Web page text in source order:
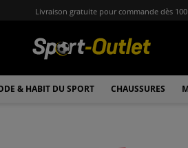
Livraison gratuite pour commande dès 100
& HABIT DU SPORT CHAUSSURES